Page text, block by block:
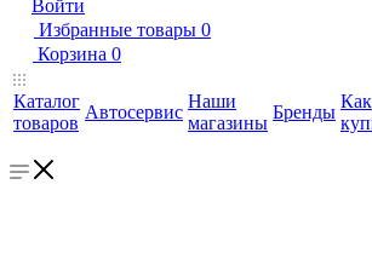
Войти
Избранные товары 0
Корзина 0
Каталог
товаров
Автосервис
Наши
магазины
Бренды
Как